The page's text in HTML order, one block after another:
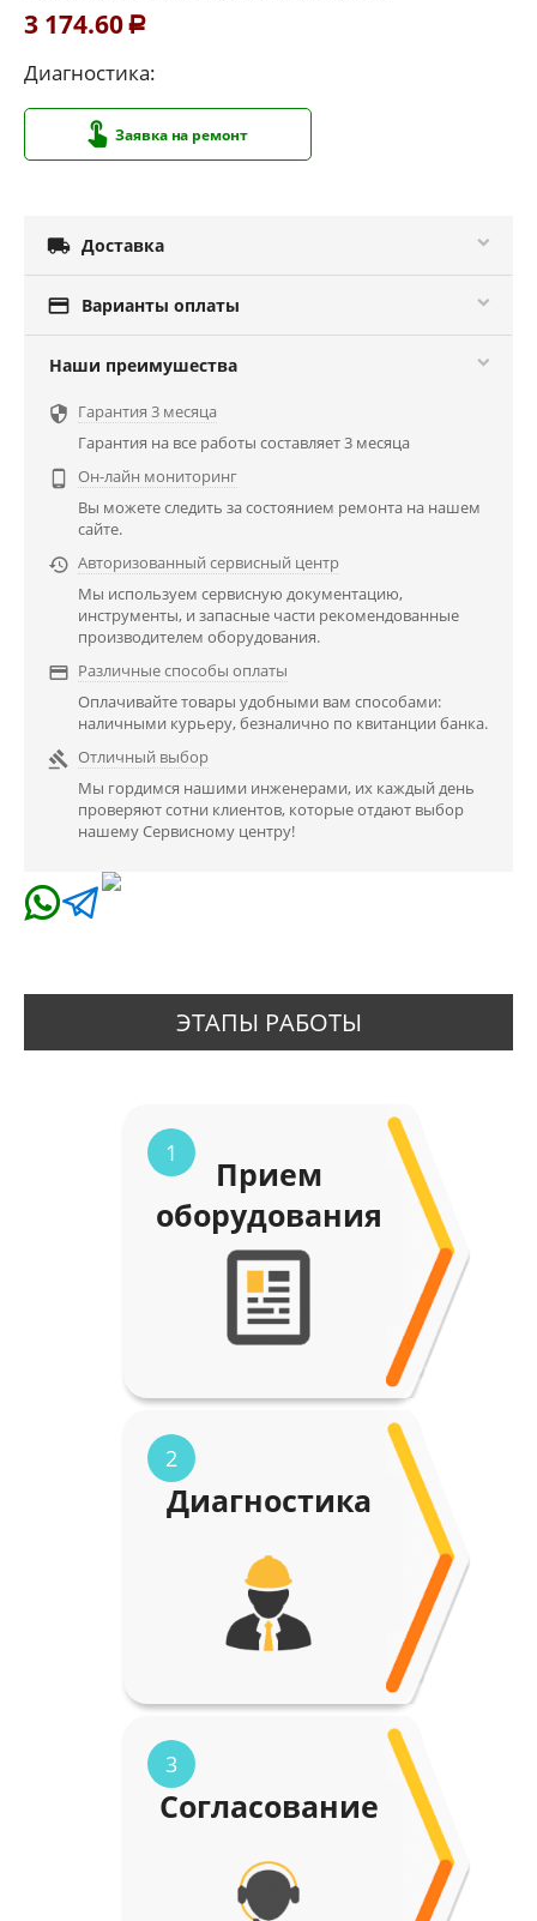
3 174.60 Р
Диагностика:
Заявка на ремонт
 Доставка
 Варианты оплаты
Наши преимушества
 Гарантия 3 месяца
Гарантия на все работы составляет 3 месяца

Он-лайн мониторинг
Вы можете следить за состоянием ремонта на нашем
сайте.
 Авторизованный сервисный центр
Мы используем сервисную документацию,
инструменты, и запасные части рекомендованные
производителем оборудования.
 Различные способы оплаты
Оплачивайте товары удобными вам способами:
наличными курьеру, безналично по квитанции банка.
 Отличный выбор
Мы гордимся нашими инженерами, их каждый день
проверяют сотни клиентов, которые отдают выбор
нашему Сервисному центру!
ЭТАПЫ РАБОТЫ
1
Прием
оборудования
2
Диагностика
3
Согласование